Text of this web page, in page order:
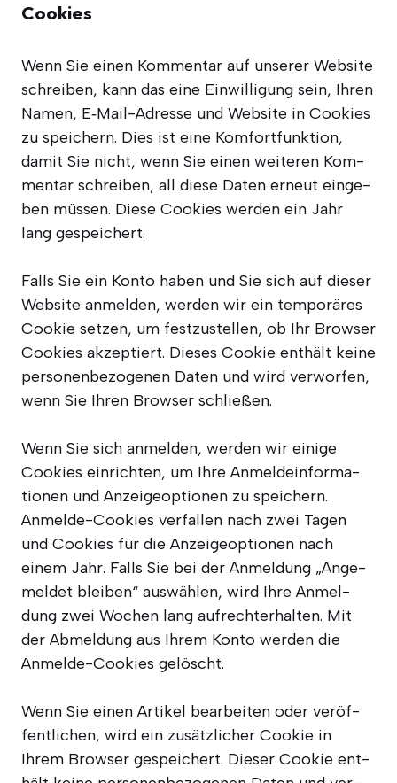
Cookies
Wenn Sie einen Kom­men­tar auf unse­rer Web­site
schrei­ben, kann das eine Ein­wil­li­gung sein, Ihren
Namen, E‑Mail-Adres­se und Web­site in Coo­kies
zu spei­chern. Dies ist eine Kom­fort­funk­ti­on,
damit Sie nicht, wenn Sie einen wei­te­ren Kom­
men­tar schrei­ben, all die­se Daten erneut ein­ge­
ben müs­sen. Die­se Coo­kies wer­den ein Jahr
lang gespeichert.
Falls Sie ein Kon­to haben und Sie sich auf die­ser
Web­site anmel­den, wer­den wir ein tem­po­rä­res
Coo­kie set­zen, um fest­zu­stel­len, ob Ihr Brow­ser
Coo­kies akzep­tiert. Die­ses Coo­kie ent­hält kei­ne
per­so­nen­be­zo­ge­nen Daten und wird ver­wor­fen,
wenn Sie Ihren Brow­ser schließen.
Wenn Sie sich anmel­den, wer­den wir eini­ge
Coo­kies ein­rich­ten, um Ihre Anmel­de­infor­ma­
tio­nen und Anzei­ge­op­tio­nen zu spei­chern.
Anmel­de-Coo­kies ver­fal­len nach zwei Tagen
und Coo­kies für die Anzei­ge­op­tio­nen nach
einem Jahr. Falls Sie bei der Anmel­dung „Ange­
mel­det blei­ben“ aus­wäh­len, wird Ihre Anmel­
dung zwei Wochen lang auf­recht­erhal­ten. Mit
der Abmel­dung aus Ihrem Kon­to wer­den die
Anmel­de-Coo­kies gelöscht.
Wenn Sie einen Arti­kel bear­bei­ten oder ver­öf­
fent­li­chen, wird ein zusätz­li­cher Coo­kie in
Ihrem Brow­ser gespei­chert. Die­ser Coo­kie ent­